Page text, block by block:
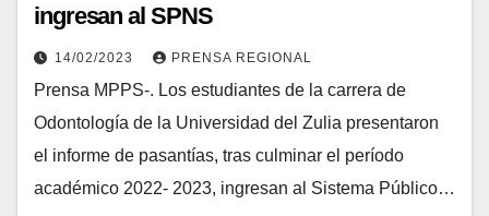
ingresan al SPNS
14/02/2023 PRENSA REGIONAL
Prensa MPPS-. Los estudiantes de la carrera de
Odontología de la Universidad del Zulia presentaron
el informe de pasantías, tras culminar el período
académico 2022- 2023, ingresan al Sistema Público…